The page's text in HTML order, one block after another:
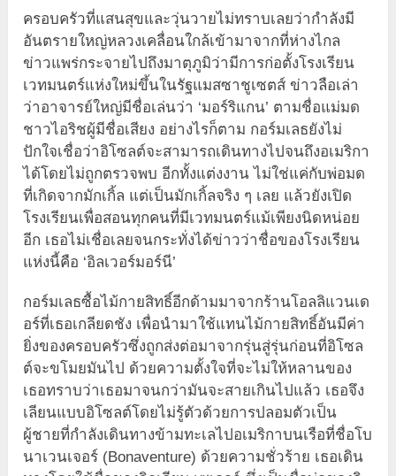
ครอบครัวที่แสนสุขและวุ่นวายไม่ทราบเลยว่ากำลังมี
อันตรายใหญ่หลวงเคลื่อนใกล้เข้ามาจากที่ห่างไกล
ข่าวแพร่กระจายไปถึงมาตุภูมิว่ามีการก่อตั้งโรงเรียน
เวทมนตร์แห่งใหม่ขึ้นในรัฐแมสซาชูเซตส์ ข่าวลือเล่า
ว่าอาจารย์ใหญ่มีชื่อเล่นว่า ‘มอร์ริแกน’ ตามชื่อแม่มด
ชาวไอริชผู้มีชื่อเสียง อย่างไรก็ตาม กอร์มเลธยังไม่
ปักใจเชื่อว่าอิโซลต์จะสามารถเดินทางไปจนถึงอเมริกา
ได้โดยไม่ถูกตรวจพบ อีกทั้งแต่งงาน ไม่ใช่แค่กับพ่อมด
ที่เกิดจากมักเกิ้ล แต่เป็นมักเกิ้ลจริง ๆ เลย แล้วยังเปิด
โรงเรียนเพื่อสอนทุกคนที่มีเวทมนตร์แม้เพียงนิดหน่อย
อีก เธอไม่เชื่อเลยจนกระทั่งได้ข่าวว่าชื่อของโรงเรียน
แห่งนี้คือ ‘อิลเวอร์มอร์นี’
กอร์มเลธซื้อไม้กายสิทธิ์อีกด้ามมาจากร้านโอลลิแวนเด
อร์ที่เธอเกลียดชัง เพื่อนำมาใช้แทนไม้กายสิทธิ์อันมีค่า
ยิ่งของครอบครัวซึ่งถูกส่งต่อมาจากรุ่นสู่รุ่นก่อนที่อิโซล
ต์จะขโมยมันไป ด้วยความตั้งใจที่จะไม่ให้หลานของ
เธอทราบว่าเธอมาจนกว่ามันจะสายเกินไปแล้ว เธอจึง
เลียนแบบอิโซลต์โดยไม่รู้ตัวด้วยการปลอมตัวเป็น
ผู้ชายที่กำลังเดินทางข้ามทะเลไปอเมริกาบนเรือที่ชื่อโบ
นาเวนเจอร์ (Bonaventure) ด้วยความชั่วร้าย เธอเดิน